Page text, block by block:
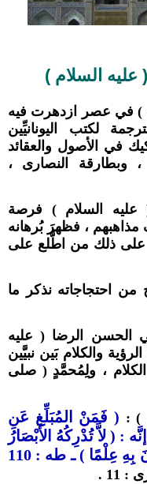
عليه السلام )
) في عصر ازدهرت فيه
لكتب اليونانيِّين
في الأصول والعقائد
، وبطارقة النصارى ،
عليه السلام ) فرصة
مذاهبهم ، فظهرَ بُرهانه
على ذلك من اطَّلع على
من احتجاجاته نذكر ما
الحسن الرضا ( عليه
والكلام بَين نبيَّين
، ولِمُحمَّدٍ ( صلى
) : ( فَمَنْ المُبَلِّغ عَنِ
: ( لاَّ تُدْرِكُهُ الأَبْصَارُ
بِهِ عِلْمًا )ـ
طه : 110
: 11 .